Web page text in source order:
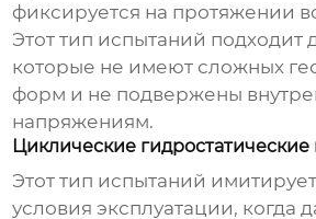
фиксируется на протяжении
Этот тип испытаний подходит
которые не имеют сложных
форм и не подвержены
напряжениям.
Циклические
Этот тип испытаний
условия эксплуатации, когда